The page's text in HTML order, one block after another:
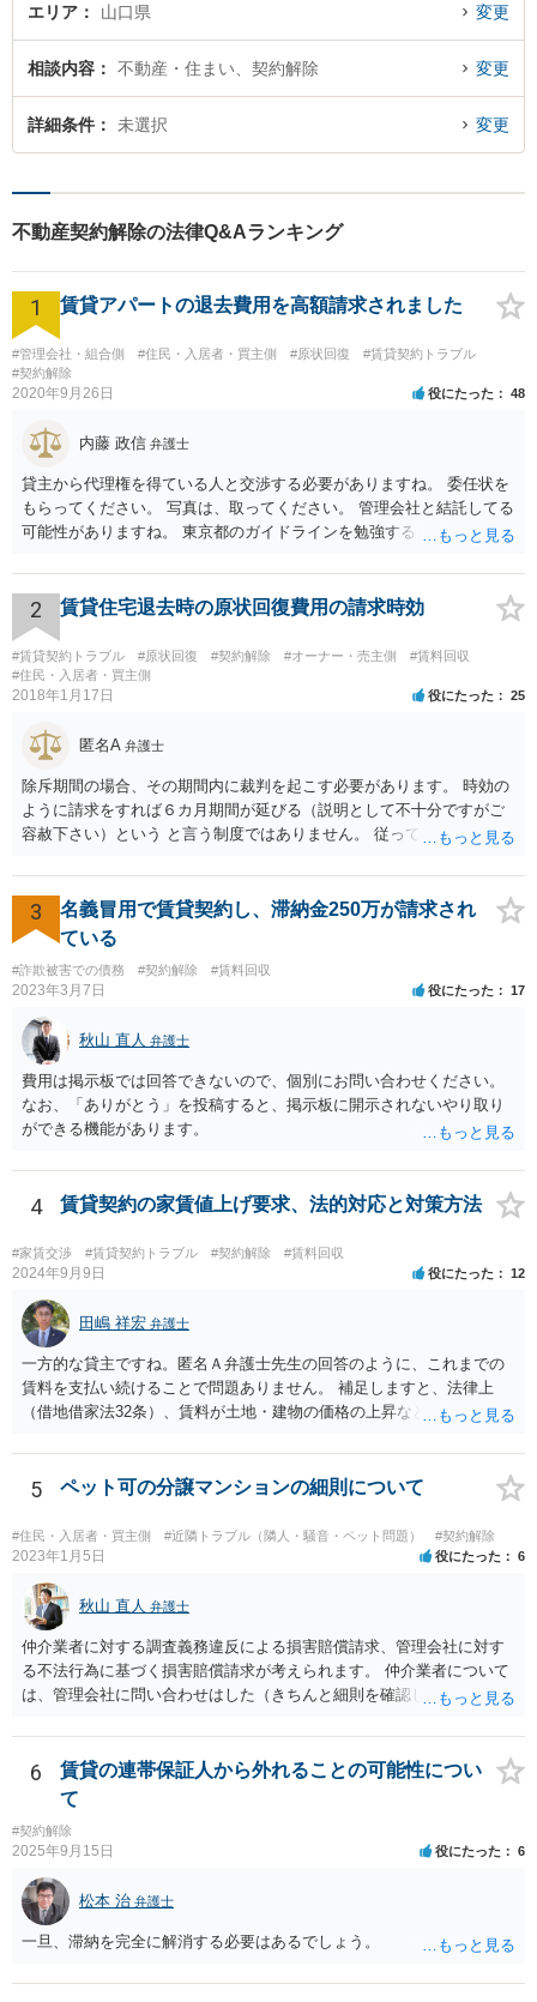
エリア 山口県 変更
相談内容 不動産・住まい、契約解除 変更
詳細条件 未選択 変更
不動産契約解除の法律Q&Aランキング
1 賃貸アパートの退去費用を高額請求されました
#管理会社・組合側 #住民・入居者・買主側 #原状回復
#賃貸契約トラブル
#契約解除
2020年9月26日 役にたった 48
内藤 政信 弁護士
貸主から代理権を得ている人と交渉する必要がありますね。 委任状を
もらってください。 写真は、取ってください。 管理会社と結託してる
可能性がありますね。 東京都のガイドラインを勉強するといいでしょ
2 賃貸住宅退去時の原状回復費用の請求時効
#賃貸契約トラブル #原状回復 #契約解除 #オーナー・売主側
#賃料回収
#住民・入居者・買主側
2018年1月17日 役にたった 25
匿名A 弁護士
除斥期間の場合、その期間内に裁判を起こす必要があります。 時効の
ように請求をすれば６カ月期間が延びる（説明として不十分ですがご
容赦下さい）という と言う制度ではありません。 従って、理論上は１
3
名義冒用で賃貸契約し、滞納金250万が請求され
ている
#詐欺被害での債務 #契約解除 #賃料回収
2023年3月7日 役にたった 17
秋山 直人 弁護士
費用は掲示板では回答できないので、個別にお問い合わせください。
なお、「ありがとう」を投稿すると、掲示板に開示されないやり取り
ができる機能があります。
4 賃貸契約の家賃値上げ要求、法的対応と対策方法
#家賃交渉 #賃貸契約トラブル #契約解除 #賃料回収
2024年9月9日 役にたった 12
田嶋 祥宏 弁護士
一方的な貸主ですね。匿名Ａ弁護士先生の回答のように、これまでの
賃料を支払い続けることで問題ありません。 補足しますと、法律上
（借地借家法32条）、賃料が土地・建物の価格の上昇などの経済事情
は、「契約条件にかかわらず」、当事者は賃料の増減を請求できる、
とされています。 「不相当」かどうかは、貸主から、近隣相場の上昇
ませんよね。ご相談者様のケースでは、こうした資料が示されていな
いと思われることと、１０％が相当がどうかが分からないので、「不
相当」という判断ができないから賃料増額には応じないという主張が
できます。 なお、賃貸借契約書には「家賃の変更は貸主・借主間の合
意の上で行う」という特約があるとのことですが、最高裁判例（S56.
4.20）では、このような特約があっても協議を経ない増額請求も有効
とされているため（本当に賃料が不相当であれば特約に拘束されるの
は不合理だからという考え方です。「契約条件にかかわらず」とはそ
いう理論になると思います。 そして、法律上、増額協議が整わない場
合、増額を正当とする判決が確定するまでは相当な賃料（※現在の賃
なら受け取らない」などと言った場合は、最寄りの法務局に現在の賃
がありますので、注意が必要です。
5 ペット可の分譲マンションの細則について
#住民・入居者・買主側 #近隣トラブル（隣人・騒音・ペット問題） #契約解除
2023年1月5日 役にたった 6
秋山 直人 弁護士
仲介業者に対する調査義務違反による損害賠償請求、管理会社に対す
る不法行為に基づく損害賠償請求が考えられます。 仲介業者について
は、管理会社に問い合わせはした（きちんと細則を確認しなかった管
の間には直接の契約関係がないので、管理会社からは、ご相談者様に
対して義務を負っていないという反論が予想されます。 そのため、両
方に請求してくのが良いのではと思います。 損害の範囲はなかなか難
発生しているということですので、当該キャンセル料を請求すること
が考えられます。また、きちんと説明を受けていればそもそも売買契
約をしなかったとして、仲介手数料や登記費用も損害であるとして賠
償請求することが考えられます。
6
賃貸の連帯保証人から外れることの可能性につい
て
#契約解除
2025年9月15日 役にたった 6
松本 治 弁護士
一旦、滞納を完全に解消する必要はあるでしょう。